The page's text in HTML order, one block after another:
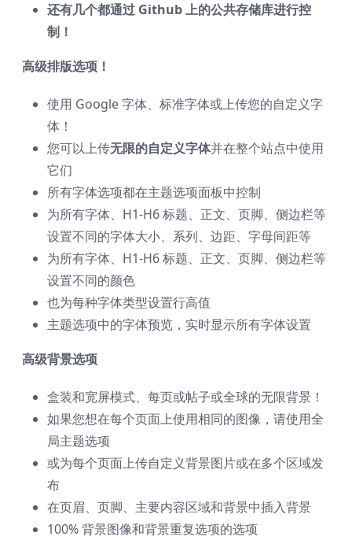
还有几个都通过 Github 上的公共存储库进行控
制！
高级排版选项！
使用 Google 字体、标准字体或上传您的自定义字
体！
您可以上传无限的自定义字体并在整个站点中使用
它们
所有字体选项都在主题选项面板中控制
为所有字体、H1-H6 标题、正文、页脚、侧边栏等
设置不同的字体大小、系列、边距、字母间距等
为所有字体、H1-H6 标题、正文、页脚、侧边栏等
设置不同的颜色
也为每种字体类型设置行高值
主题选项中的字体预览，实时显示所有字体设置
高级背景选项
盒装和宽屏模式、每页或帖子或全球的无限背景！
如果您想在每个页面上使用相同的图像，请使用全
局主题选项
或为每个页面上传自定义背景图片或在多个区域发
布
在页眉、页脚、主要内容区域和背景中插入背景
100% 背景图像和背景重复选项的选项